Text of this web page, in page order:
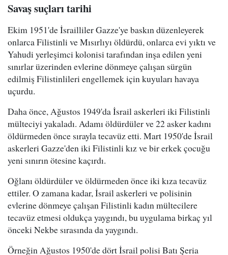
Savaş suçları tarihi
Ekim 1951'de İsrailliler Gazze'ye baskın düzenleyerek
onlarca Filistinli ve Mısırlıyı öldürdü, onlarca evi yıktı ve
Yahudi yerleşimci kolonisi tarafından inşa edilen yeni
sınırlar üzerinden evlerine dönmeye çalışan sürgün
edilmiş Filistinlileri engellemek için kuyuları havaya
uçurdu.
Daha önce, Ağustos 1949'da İsrail askerleri iki Filistinli
mülteciyi yakaladı. Adamı öldürdüler ve 22 asker kadını
öldürmeden önce sırayla tecavüz etti. Mart 1950'de İsrail
askerleri Gazze'den iki Filistinli kız ve bir erkek çocuğu
yeni sınırın ötesine kaçırdı.
Oğlanı öldürdüler ve öldürmeden önce iki kıza tecavüz
ettiler. O zamana kadar, İsrail askerleri ve polisinin
evlerine dönmeye çalışan Filistinli kadın mültecilere
tecavüz etmesi oldukça yaygındı, bu uygulama birkaç yıl
önceki Nekbe sırasında da yaygındı.
Örneğin Ağustos 1950'de dört İsrail polisi Batı Şeria